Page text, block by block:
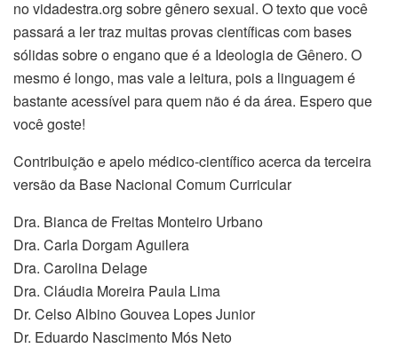
no vidadestra.org sobre gênero sexual. O texto que você
passará a ler traz muitas provas científicas com bases
sólidas sobre o engano que é a Ideologia de Gênero. O
mesmo é longo, mas vale a leitura, pois a linguagem é
bastante acessível para quem não é da área. Espero que
você goste!
Contribuição e apelo médico-científico acerca da terceira
versão da Base Nacional Comum Curricular
Dra. Bianca de Freitas Monteiro Urbano
Dra. Carla Dorgam Aguilera
Dra. Carolina Delage
Dra. Cláudia Moreira Paula Lima
Dr. Celso Albino Gouvea Lopes Junior
Dr. Eduardo Nascimento Mós Neto